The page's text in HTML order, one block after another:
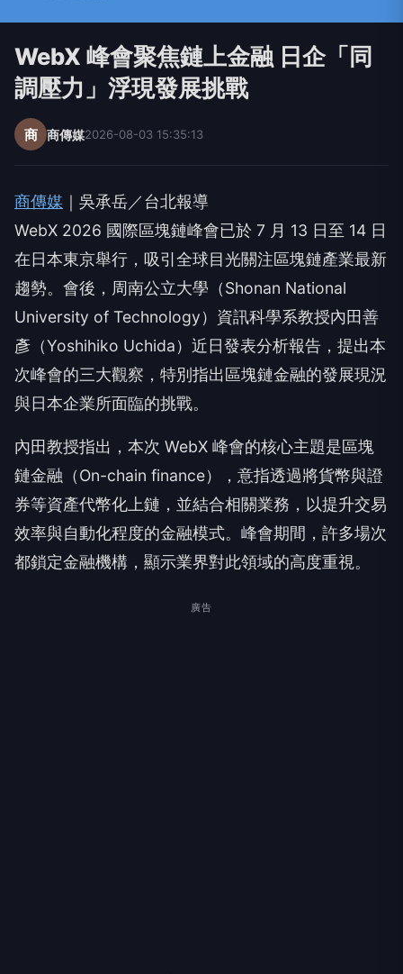
WebX 峰會聚焦鏈上金融 日企「同
調壓力」浮現發展挑戰
商 商傳媒2026-08-03 15:35:13
商傳媒 ｜吳承岳／台北報導
WebX 2026 國際區塊鏈峰會已於 7 月 13 日至 14 日
在日本東京舉行，吸引全球目光關注區塊鏈產業最新
趨勢。會後，周南公立大學（Shonan National
University of Technology）資訊科學系教授內田善
彥（Yoshihiko Uchida）近日發表分析報告，提出本
次峰會的三大觀察，特別指出區塊鏈金融的發展現況
與日本企業所面臨的挑戰。
內田教授指出，本次 WebX 峰會的核心主題是區塊
鏈金融（On-chain finance），意指透過將貨幣與證
券等資產代幣化上鏈，並結合相關業務，以提升交易
效率與自動化程度的金融模式。峰會期間，許多場次
都鎖定金融機構，顯示業界對此領域的高度重視。
廣告